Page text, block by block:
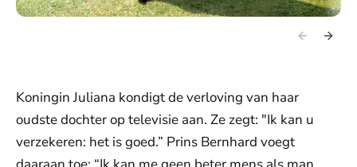
Koningin Juliana kondigt de verloving van haar
oudste dochter op televisie aan. Ze zegt: "Ik kan u
verzekeren: het is goed.” Prins Bernhard voegt